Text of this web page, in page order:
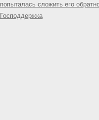
попыталась сложить его
Господдержка